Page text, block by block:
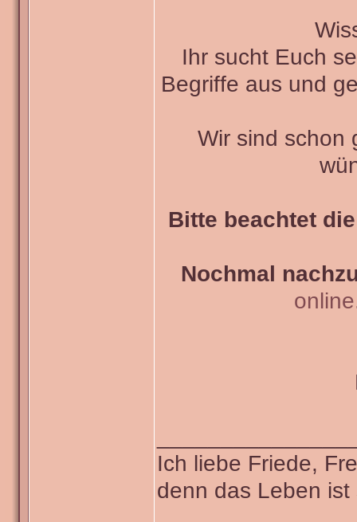
Ihr sucht Euch
Begriffe aus und
Wir sind schon
Bitte beachtet
Nochmal
Ich liebe Friede,
denn das Leben